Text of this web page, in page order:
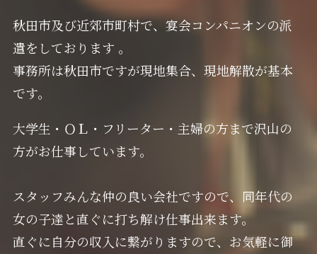
秋田市及び近郊市町村で、宴会コンパニオンの派
遣をしております 。
事務所は秋田市ですが現地集合、現地解散が基本
です。
大学生・ＯＬ・フリーター・主婦の方まで沢山の
方がお仕事しています。
スタッフみんな仲の良い会社ですので、同年代の
女の子達と直ぐに打ち解け仕事出来ます。
直ぐに自分の収入に繋がりますので、お気軽に御